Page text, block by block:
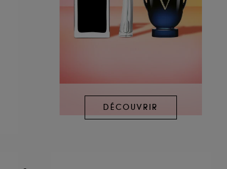
DÉCOUVRIR